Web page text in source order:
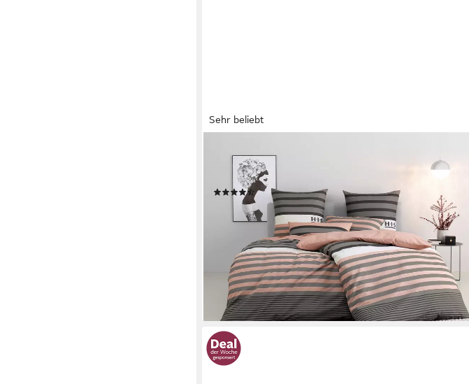
Sehr beliebt
Bettwäsche Majoran, Linon, 2 teilig, gestreifte Bettwäsche
in 4 Qualitäten, Marke H.I.S by OTTO home
(13879)
ab 16,99 € UVP35,99 €
-53%
lieferbar - in 1-2 Werktagen bei dir
+5